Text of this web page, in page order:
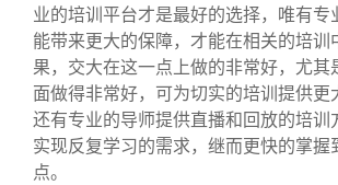
业的培训平台才是最好的选择，唯有专
能带来更大的保障，才能在相关的培训
果，交大在这一点上做的非常好，尤其
面做得非常好，可为切实的培训提供更
还有专业的导师提供直播和回放的培训
实现反复学习的需求，继而更快的掌握
点。